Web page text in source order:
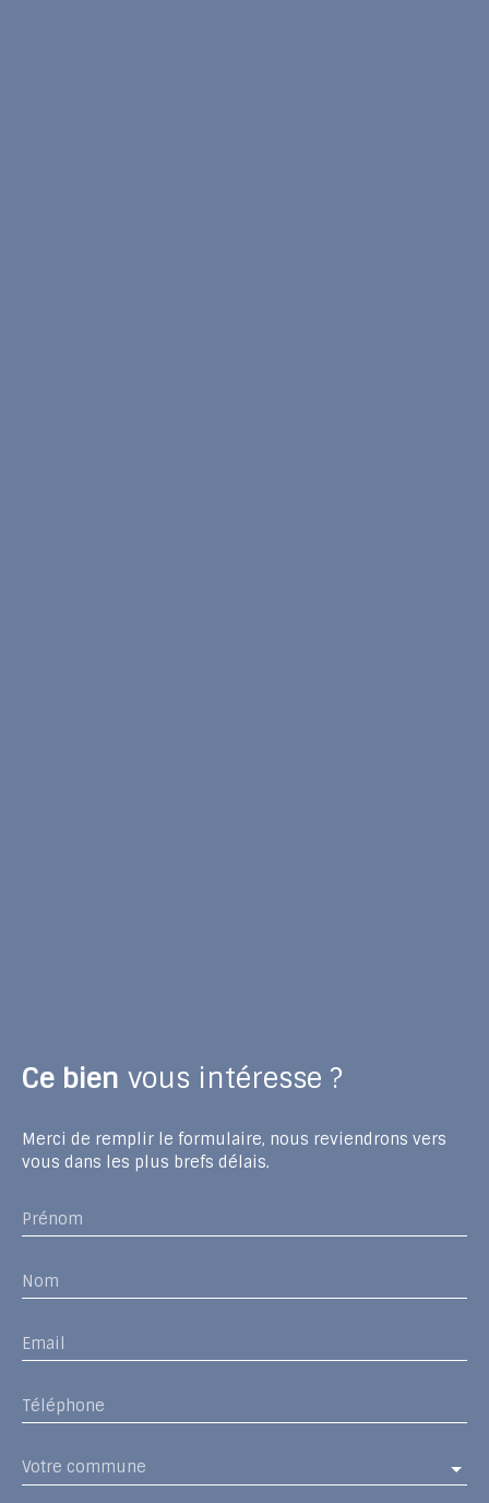
Ce bien vous intéresse ?
Merci de remplir le formulaire, nous reviendrons vers
vous dans les plus brefs délais.
Prénom
Nom
Email
Téléphone
Votre commune